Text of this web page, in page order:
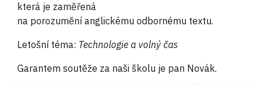
která je zaměřená
na porozumění anglickému odbornému textu.
Letošní téma: Technologie a volný čas
Garantem soutěže za naši školu je pan Novák.